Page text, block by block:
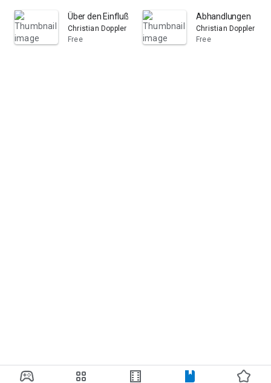
Über den Einfluß der Bewegung des
Christian Doppler
Free
Abhandlungen
Christian Doppler
Free